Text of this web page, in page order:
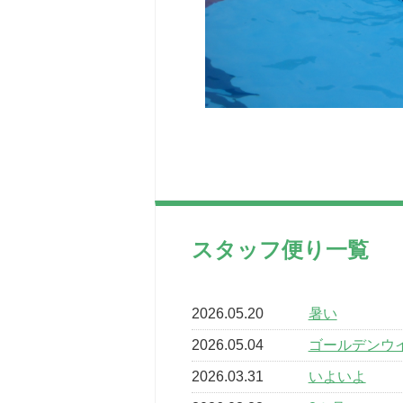
スタッフ便り一覧
2026.05.20 暑い
2026.05.04 ゴールデンウ
2026.03.31 いよいよ